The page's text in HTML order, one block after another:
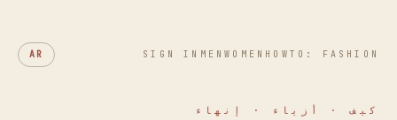
HOWTO: FASHION
WOMEN
MEN
SIGN IN
AR
كيف · أزياء · إنهاء